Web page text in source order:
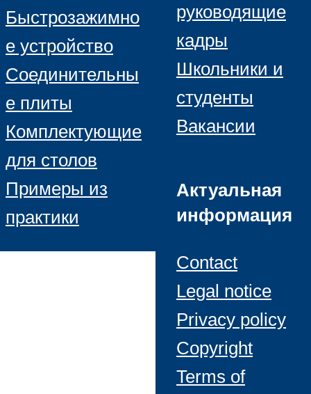
Быстрозажимно
е устройство
Соединительны
е плиты
Комплектующие
для столов
Примеры из
практики
руководящие
кадры
Школьники и
студенты
Вакансии
Актуальная
информация
Contact
Legal notice
Privacy policy
Copyright
Terms of